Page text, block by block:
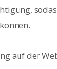
auf der